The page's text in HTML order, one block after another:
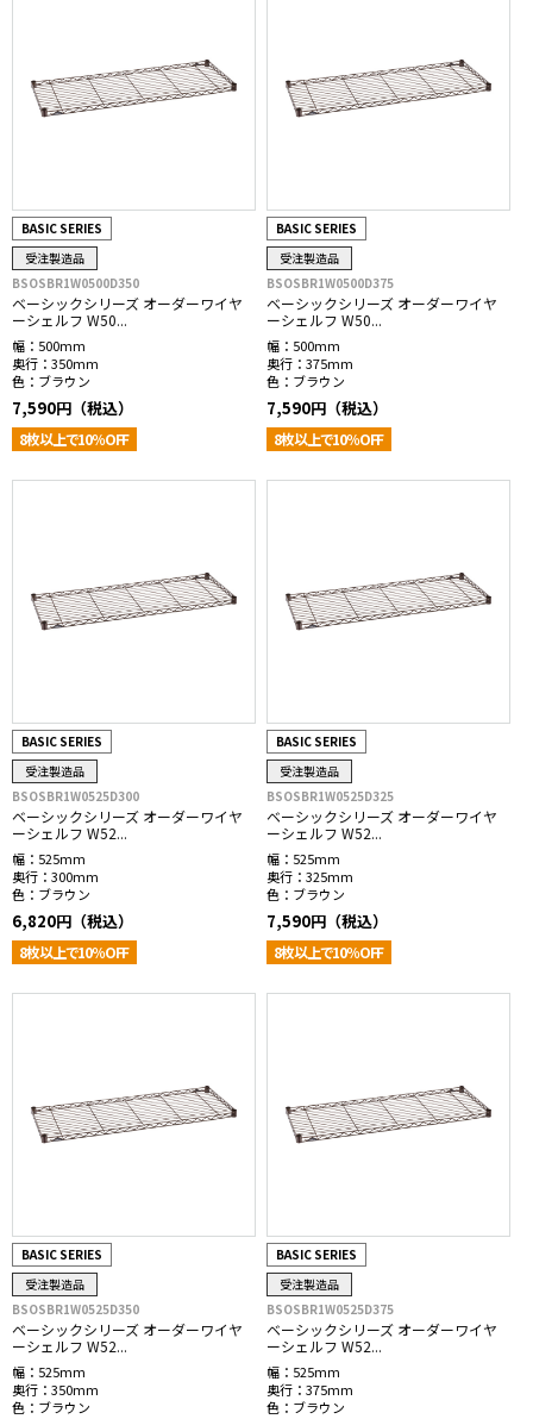
BASIC SERIES
受注製造品
BSOSBR1W0500D350
ベーシックシリーズ オーダーワイヤ
ーシェルフ W50...
幅： 500mm
奥行： 350mm
色： ブラウン
7,590円（税込）
8枚以上で10％OFF
BASIC SERIES
受注製造品
BSOSBR1W0500D375
ベーシックシリーズ オーダーワイヤ
ーシェルフ W50...
幅： 500mm
奥行： 375mm
色： ブラウン
7,590円（税込）
8枚以上で10％OFF
BASIC SERIES
受注製造品
BSOSBR1W0525D300
ベーシックシリーズ オーダーワイヤ
ーシェルフ W52...
幅： 525mm
奥行： 300mm
色： ブラウン
6,820円（税込）
8枚以上で10％OFF
BASIC SERIES
受注製造品
BSOSBR1W0525D325
ベーシックシリーズ オーダーワイヤ
ーシェルフ W52...
幅： 525mm
奥行： 325mm
色： ブラウン
7,590円（税込）
8枚以上で10％OFF
BASIC SERIES
受注製造品
BSOSBR1W0525D350
ベーシックシリーズ オーダーワイヤ
ーシェルフ W52...
幅： 525mm
奥行： 350mm
色： ブラウン
BASIC SERIES
受注製造品
BSOSBR1W0525D375
ベーシックシリーズ オーダーワイヤ
ーシェルフ W52...
幅： 525mm
奥行： 375mm
色： ブラウン